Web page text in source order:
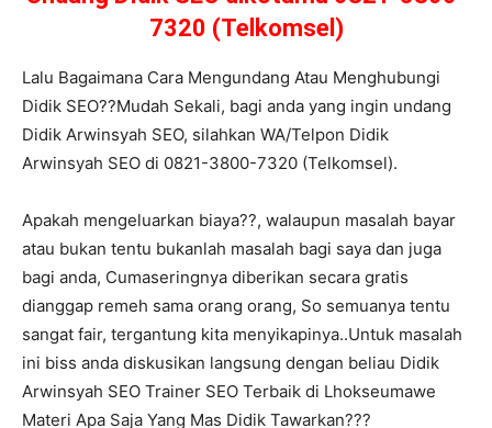
7320 (Telkomsel)
Lalu Bagaimana Cara Mengundang Atau Menghubungi
Didik SEO??Mudah Sekali, bagi anda yang ingin undang
Didik Arwinsyah SEO, silahkan WA/Telpon Didik
Arwinsyah SEO di 0821-3800-7320 (Telkomsel).
Apakah mengeluarkan biaya??, walaupun masalah bayar
atau bukan tentu bukanlah masalah bagi saya dan juga
bagi anda, Cumaseringnya diberikan secara gratis
dianggap remeh sama orang orang, So semuanya tentu
sangat fair, tergantung kita menyikapinya..Untuk masalah
ini biss anda diskusikan langsung dengan beliau Didik
Arwinsyah SEO Trainer SEO Terbaik di Lhokseumawe
Materi Apa Saja Yang Mas Didik Tawarkan???